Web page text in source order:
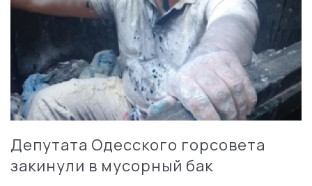
Депутата Одесского горсовета
закинули в мусорный бак